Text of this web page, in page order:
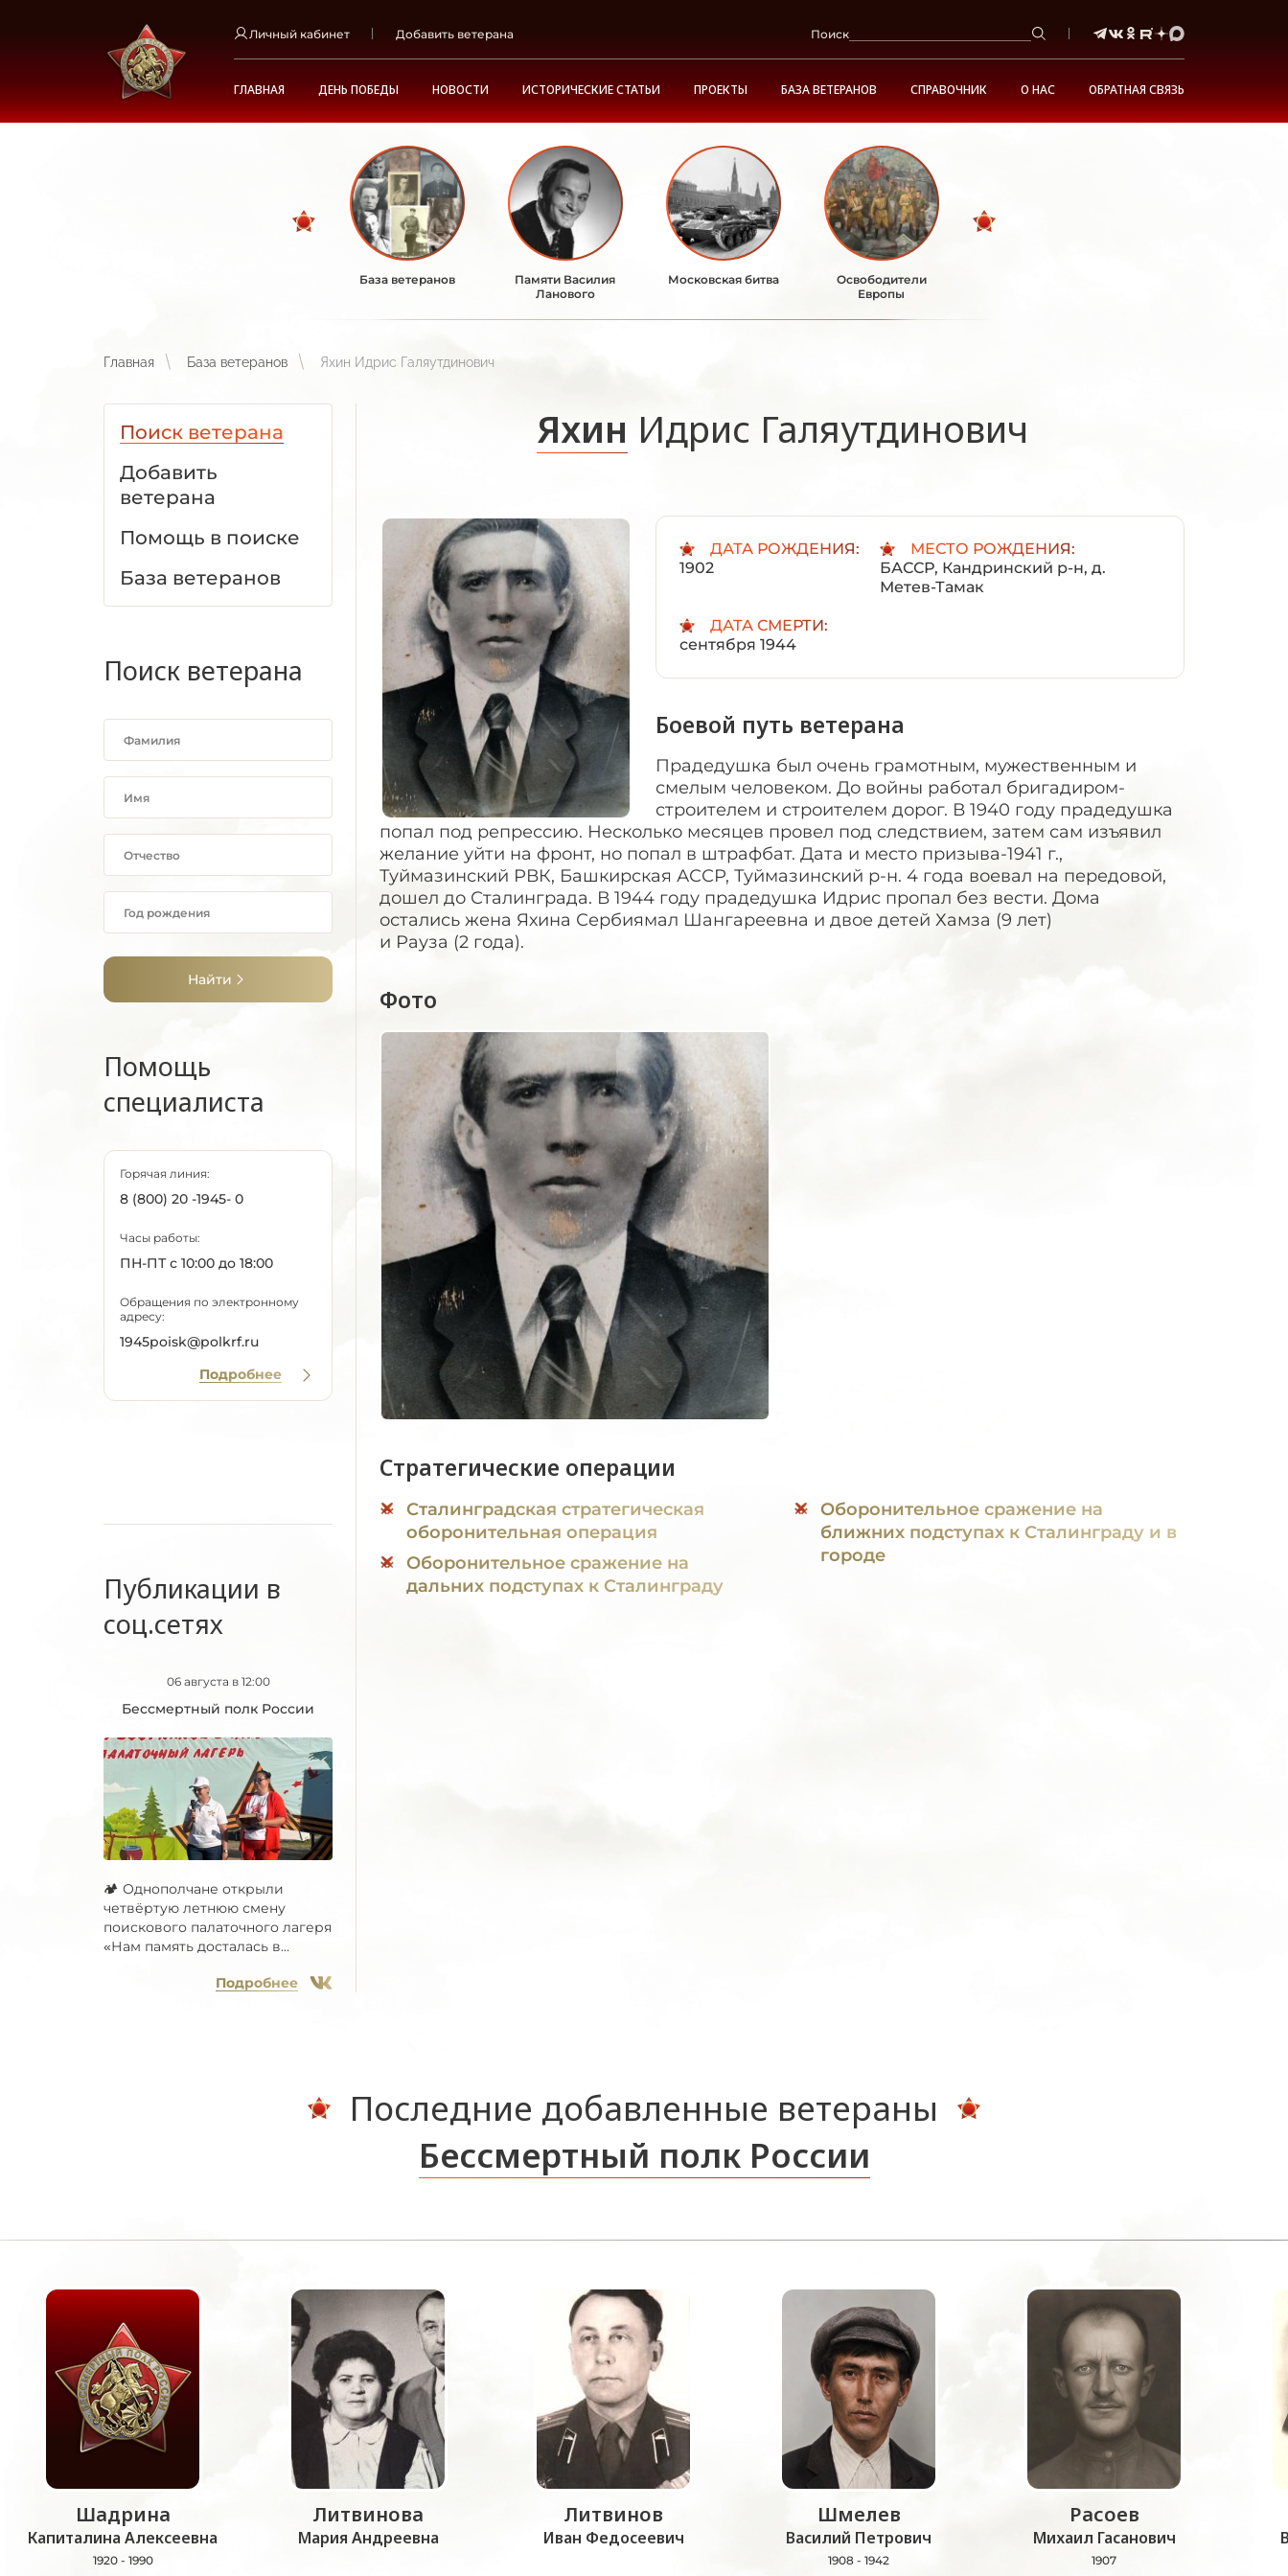
Личный кабинет Добавить ветерана Поиск
ГЛАВНАЯ ДЕНЬ ПОБЕДЫ НОВОСТИ ИСТОРИЧЕСКИЕ СТАТЬИ ПРОЕКТЫ БАЗА ВЕТЕРАНОВ СПРАВОЧНИК О НАС ОБРАТНАЯ СВЯЗЬ
База ветеранов
Памяти Василия
Ланового
Московская битва
Освободители
Европы
Главная База ветеранов Яхин Идрис Галяутдинович
Поиск ветерана
Добавить
ветерана
Помощь в поиске
База ветеранов
Поиск ветерана
Найти
Помощь
специалиста
Горячая линия:
8 (800) 20 -1945- 0
Часы работы:
ПН-ПТ с 10:00 до 18:00
Обращения по электронному
адресу:
1945poisk@polkrf.ru
Подробнее
Публикации в
соц.сетях
06 августа в 12:00
Бессмертный полк России
🏕 Однополчане открыли
четвёртую летнюю смену
поискового палаточного лагеря
«Нам память досталась в...
Подробнее
Яхин Идрис Галяутдинович
ДАТА РОЖДЕНИЯ:
1902
МЕСТО РОЖДЕНИЯ:
БАССР, Кандринский р-н, д.
Метев-Тамак
ДАТА СМЕРТИ:
сентября 1944
Боевой путь ветерана
Прадедушка был очень грамотным, мужественным и
смелым человеком. До войны работал бригадиром-
строителем и строителем дорог. В 1940 году прадедушка
попал под репрессию. Несколько месяцев провел под следствием, затем сам изъявил
желание уйти на фронт, но попал в штрафбат. Дата и место призыва-1941 г.,
Туймазинский РВК, Башкирская АССР, Туймазинский р-н. 4 года воевал на передовой,
дошел до Сталинграда. В 1944 году прадедушка Идрис пропал без вести. Дома
остались жена Яхина Сербиямал Шангареевна и двое детей Хамза (9 лет)
и Рауза (2 года).
Фото
Стратегические операции
Сталинградская стратегическая
оборонительная операция
Оборонительное сражение на
дальних подступах к Сталинграду
Оборонительное сражение на
ближних подступах к Сталинграду и в
городе
Последние добавленные ветераны
Бессмертный полк России
Шадрина
Капиталина Алексеевна
1920 - 1990
Литвинова
Мария Андреевна
Литвинов
Иван Федосеевич
Шмелев
Василий Петрович
1908 - 1942
Расоев
Михаил Гасанович
1907